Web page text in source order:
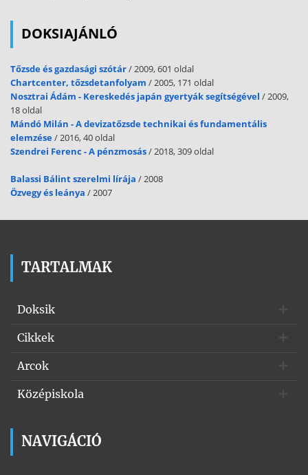
DOKSIAJÁNLÓ
Tőzsde és gazdasági szótár/ 2009, 601 oldal
Chartcenter, tőzsdetanfolyam / 2005, 171 oldal
Nosztrai Ádám - Kereskedés japán gyertyák segítségével / 2009,
18 oldal
Mándó Milán - A devizatőzsde technikai és fundamentális
elemzése/ 2016, 40 oldal
Szendrei Ferenc - A pénzmosás/ 2018, 309 oldal
Balassi Bálint szerelmi lírája / 2008
Özvegy és leánya / 2007
TARTALMAK
Doksik
Cikkek
Arcok
Középiskola
NAVIGÁCIÓ